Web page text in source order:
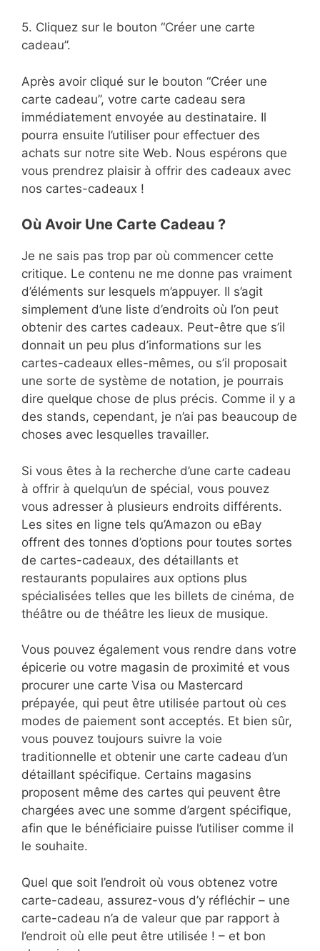
5. Cliquez sur le bouton “Créer une carte
cadeau”.
Après avoir cliqué sur le bouton “Créer une
carte cadeau”, votre carte cadeau sera
immédiatement envoyée au destinataire. Il
pourra ensuite l’utiliser pour effectuer des
achats sur notre site Web. Nous espérons que
vous prendrez plaisir à offrir des cadeaux avec
nos cartes-cadeaux !
Où Avoir Une Carte Cadeau ?
Je ne sais pas trop par où commencer cette
critique. Le contenu ne me donne pas vraiment
d’éléments sur lesquels m’appuyer. Il s’agit
simplement d’une liste d’endroits où l’on peut
obtenir des cartes cadeaux. Peut-être que s’il
donnait un peu plus d’informations sur les
cartes-cadeaux elles-mêmes, ou s’il proposait
une sorte de système de notation, je pourrais
dire quelque chose de plus précis. Comme il y a
des stands, cependant, je n’ai pas beaucoup de
choses avec lesquelles travailler.
Si vous êtes à la recherche d’une carte cadeau
à offrir à quelqu’un de spécial, vous pouvez
vous adresser à plusieurs endroits différents.
Les sites en ligne tels qu’Amazon ou eBay
offrent des tonnes d’options pour toutes sortes
de cartes-cadeaux, des détaillants et
restaurants populaires aux options plus
spécialisées telles que les billets de cinéma, de
théâtre ou de théâtre les lieux de musique.
Vous pouvez également vous rendre dans votre
épicerie ou votre magasin de proximité et vous
procurer une carte Visa ou Mastercard
prépayée, qui peut être utilisée partout où ces
modes de paiement sont acceptés. Et bien sûr,
vous pouvez toujours suivre la voie
traditionnelle et obtenir une carte cadeau d’un
détaillant spécifique. Certains magasins
proposent même des cartes qui peuvent être
chargées avec une somme d’argent spécifique,
afin que le bénéficiaire puisse l’utiliser comme il
le souhaite.
Quel que soit l’endroit où vous obtenez votre
carte-cadeau, assurez-vous d’y réfléchir – une
carte-cadeau n’a de valeur que par rapport à
l’endroit où elle peut être utilisée ! – et bon